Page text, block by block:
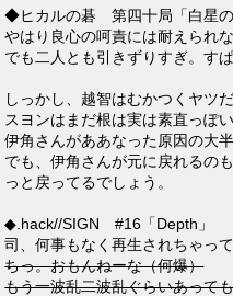
◆ヒカルの碁 第四十局「白星
やはり良心の呵責には耐えられ
でも二人とも引きずりすぎ。す
しっかし、越智はむかつくヤツ
スヨンはまだ根は実は素直っぽ
伊角さんがああなった原因の大
でも、伊角さんが元に戻れるの
っと戻ってるでしょう。
◆.hack//SIGN #16「Depth」
司、何事もなく再生されちゃっ
ちっ。おもんねーな（何爆）
もう一波乱二波乱ぐらいあって